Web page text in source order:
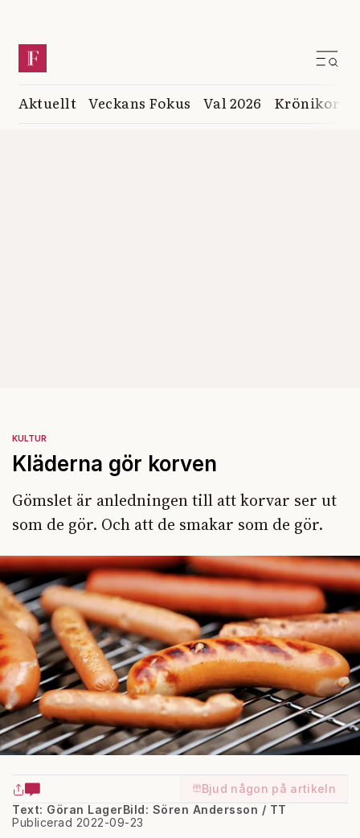
Aktuellt Veckans Fokus Val 2026 Krönikor
KULTUR
Kläderna gör korven
Gömslet är anledningen till att korvar ser ut
som de gör. Och att de smakar som de gör.
Bjud någon på artikeln
Text: Göran Lager
Publicerad 2022-09-23
Bild: Sören Andersson / TT